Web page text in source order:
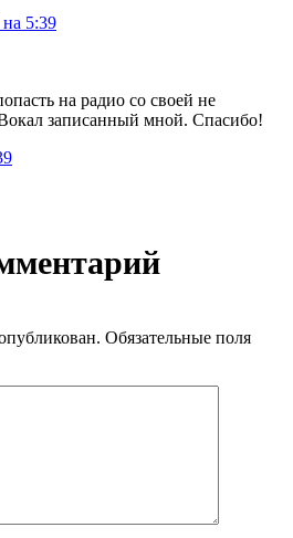
на 5:39
на радио со своей не
записанный мной. Спасибо!
Обязательные поля